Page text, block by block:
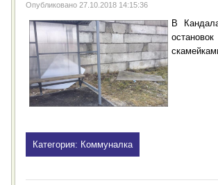
Опубликовано 27.10.2018 14:15:36
В
Категория: Коммуналка